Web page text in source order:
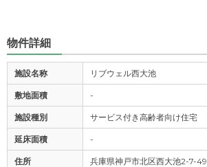
物件詳細
施設名称 リブウェル西大池
敷地面積 -
施設種別 サービス付き高齢者向け住宅
延床面積 -
住所 兵庫県神戸市北区西大池2-7-49